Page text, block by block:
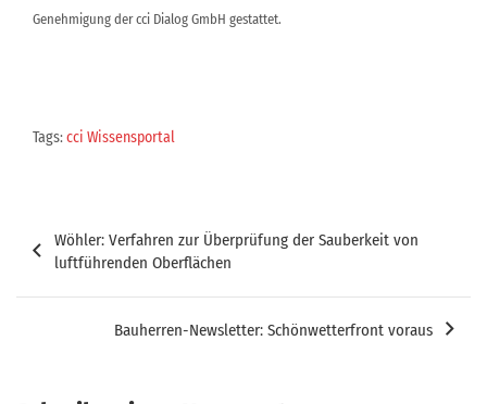
Genehmigung der cci Dialog GmbH gestattet.
Tags:cci Wissensportal
Beitragsnavigation
Wöhler: Verfahren zur Überprüfung der Sauberkeit von
luftführenden Oberflächen
Bauherren-Newsletter: Schönwetterfront voraus